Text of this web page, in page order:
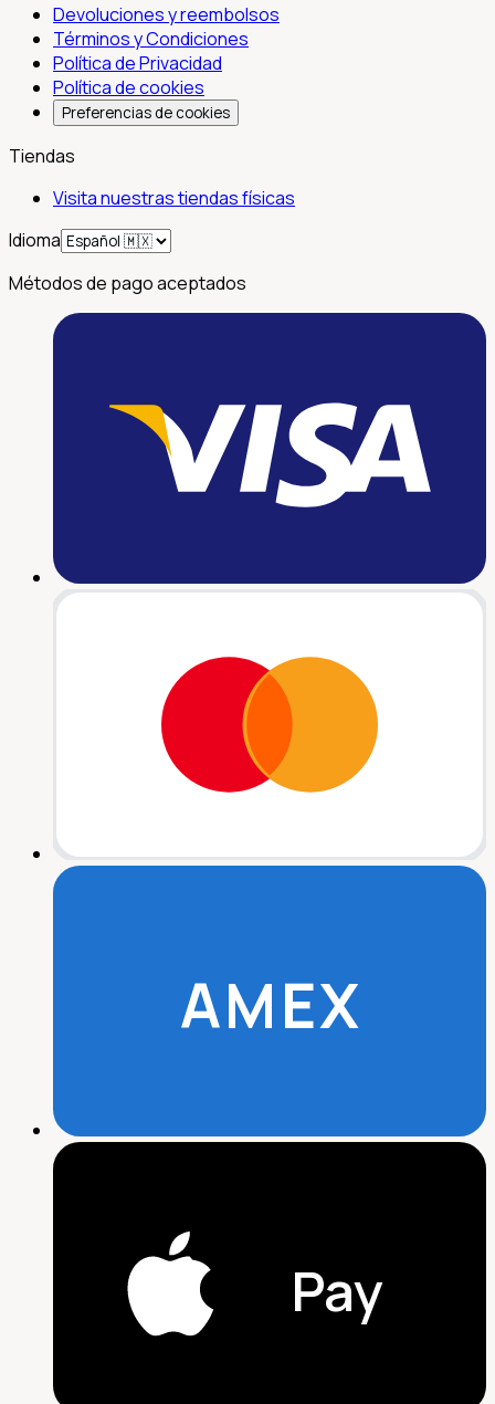
Devoluciones y reembolsos
Términos y Condiciones
Política de Privacidad
Política de cookies
Preferencias de cookies
Tiendas
Visita nuestras tiendas físicas
Idioma
Métodos de pago aceptados
AMEX
Pay